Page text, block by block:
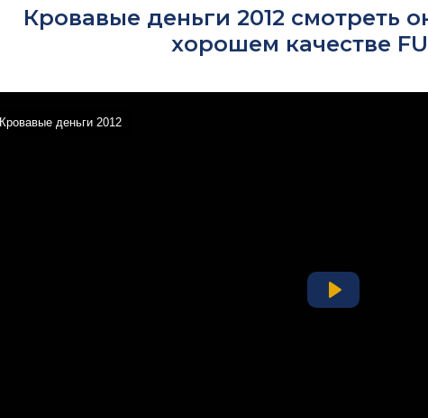
Кровавые деньги 2012 смотреть
хорошем качестве
Кровавые деньги 2012